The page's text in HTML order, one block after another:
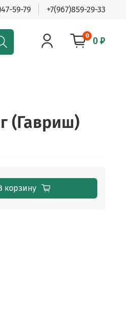
59-79 +7(967)859-29-33
0 0 ₽
(Гавриш)
корзину